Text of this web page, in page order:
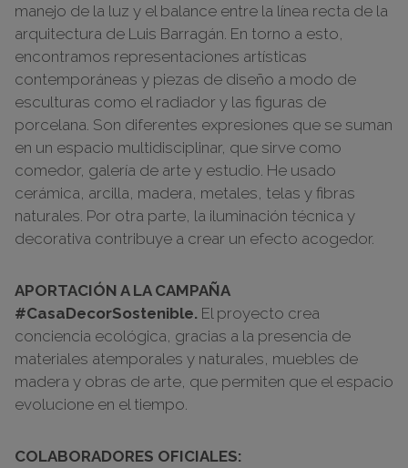
manejo de la luz y el balance entre la línea recta de la
arquitectura de Luis Barragán. En torno a esto,
encontramos representaciones artísticas
contemporáneas y piezas de diseño a modo de
esculturas como el radiador y las figuras de
porcelana. Son diferentes expresiones que se suman
en un espacio multidisciplinar, que sirve como
comedor, galería de arte y estudio. He usado
cerámica, arcilla, madera, metales, telas y fibras
naturales. Por otra parte, la iluminación técnica y
decorativa contribuye a crear un efecto acogedor.
APORTACIÓN A LA CAMPAÑA
#CasaDecorSostenible. El proyecto crea
conciencia ecológica, gracias a la presencia de
materiales atemporales y naturales, muebles de
madera y obras de arte, que permiten que el espacio
evolucione en el tiempo.
COLABORADORES OFICIALES: